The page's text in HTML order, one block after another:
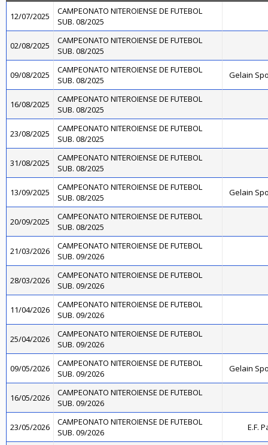
12/07/2025
CAMPEONATO NITEROIENSE DE FUTEBOL
SUB. 08/2025
02/08/2025
CAMPEONATO NITEROIENSE DE FUTEBOL
SUB. 08/2025
09/08/2025
CAMPEONATO NITEROIENSE DE FUTEBOL
SUB. 08/2025
Gelain
16/08/2025
CAMPEONATO NITEROIENSE DE FUTEBOL
SUB. 08/2025
23/08/2025
CAMPEONATO NITEROIENSE DE FUTEBOL
SUB. 08/2025
31/08/2025
CAMPEONATO NITEROIENSE DE FUTEBOL
SUB. 08/2025
13/09/2025
CAMPEONATO NITEROIENSE DE FUTEBOL
SUB. 08/2025
Gelain
20/09/2025
CAMPEONATO NITEROIENSE DE FUTEBOL
SUB. 08/2025
21/03/2026
CAMPEONATO NITEROIENSE DE FUTEBOL
SUB. 09/2026
28/03/2026
CAMPEONATO NITEROIENSE DE FUTEBOL
SUB. 09/2026
11/04/2026
CAMPEONATO NITEROIENSE DE FUTEBOL
SUB. 09/2026
25/04/2026
CAMPEONATO NITEROIENSE DE FUTEBOL
SUB. 09/2026
09/05/2026
CAMPEONATO NITEROIENSE DE FUTEBOL
SUB. 09/2026
Gelain
16/05/2026
CAMPEONATO NITEROIENSE DE FUTEBOL
SUB. 09/2026
23/05/2026
CAMPEONATO NITEROIENSE DE FUTEBOL
SUB. 09/2026
E.F.